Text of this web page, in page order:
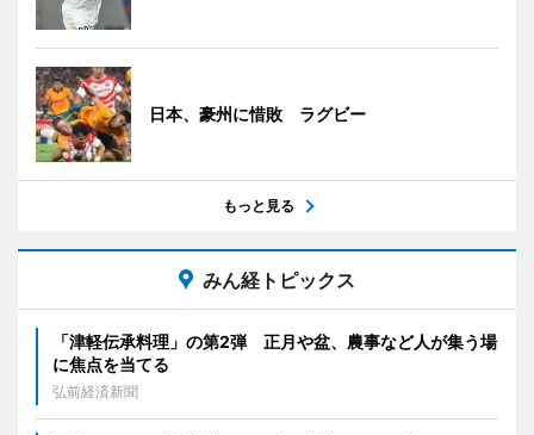
日本、豪州に惜敗 ラグビー
もっと見る
みん経トピックス
「津軽伝承料理」の第2弾 正月や盆、農事など人が集う場
に焦点を当てる
弘前経済新聞